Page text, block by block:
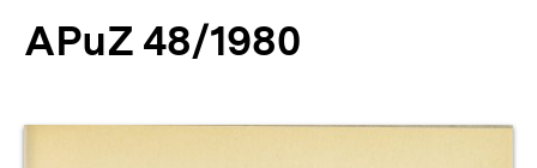
APuZ 48/1980